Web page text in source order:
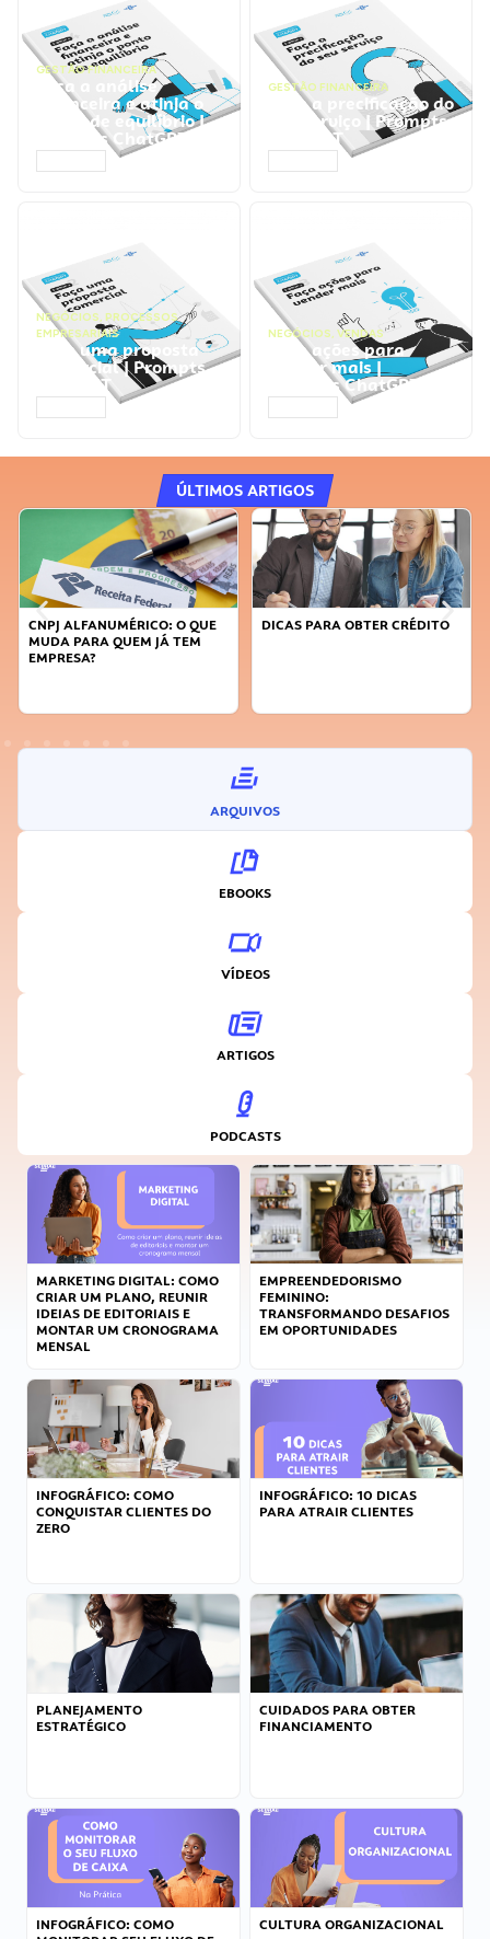
GESTÃO FINANCEIRA
Faça a análise
financeira e atinja o
ponto de equilíbrio |
Prompts ChatGPT
GESTÃO FINANCEIRA
Faça a precificação do
seu serviço | Prompts
ChatGPT
NEGÓCIOS, PROCESSOS
EMPRESARIAIS
Faça uma proposta
comercial | Prompts
ChatGPT
NEGÓCIOS, VENDAS
Faça ações para
vender mais |
Prompts ChatGPT
ÚLTIMOS ARTIGOS
CNPJ ALFANUMÉRICO: O QUE
MUDA PARA QUEM JÁ TEM
EMPRESA?
DICAS PARA OBTER CRÉDITO
ARQUIVOS
EBOOKS
VÍDEOS
ARTIGOS
PODCASTS
MARKETING DIGITAL: COMO
CRIAR UM PLANO, REUNIR
IDEIAS DE EDITORIAIS E
MONTAR UM CRONOGRAMA
MENSAL
EMPREENDEDORISMO
FEMININO:
TRANSFORMANDO DESAFIOS
EM OPORTUNIDADES
INFOGRÁFICO: COMO
CONQUISTAR CLIENTES DO
ZERO
INFOGRÁFICO: 10 DICAS
PARA ATRAIR CLIENTES
PLANEJAMENTO
ESTRATÉGICO
CUIDADOS PARA OBTER
FINANCIAMENTO
INFOGRÁFICO: COMO
CULTURA ORGANIZACIONAL